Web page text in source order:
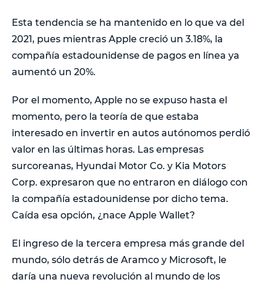
Esta tendencia se ha mantenido en lo que va del
2021, pues mientras Apple creció un 3.18%, la
compañía estadounidense de pagos en línea ya
aumentó un 20%.
Por el momento, Apple no se expuso hasta el
momento, pero la teoría de que estaba
interesado en invertir en autos autónomos perdió
valor en las últimas horas. Las empresas
surcoreanas, Hyundai Motor Co. y Kia Motors
Corp. expresaron que no entraron en diálogo con
la compañía estadounidense por dicho tema.
Caída esa opción, ¿nace Apple Wallet?
El ingreso de la tercera empresa más grande del
mundo, sólo detrás de Aramco y Microsoft, le
daría una nueva revolución al mundo de los